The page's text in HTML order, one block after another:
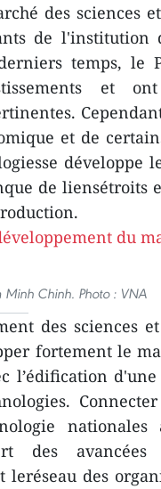
des sciences
de l'institution
temps, le
et
et de
développe
de liensétroits
Minh Chinh. Photo : VNA
des sciences
fortement le
l’édification
nationales
des avancées
des